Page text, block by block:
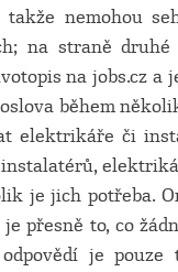
nemohou
na straně
na jobs.cz a
během
elektrikáře či
je jich potřeba.
je přesně to, co
je